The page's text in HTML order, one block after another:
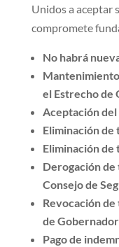
Unidos a aceptar
compromete
No habrá
el Estrecho de
Aceptación
Eliminación de
Eliminación de
Derogación de
Consejo de
Revocación de
de
Pago de